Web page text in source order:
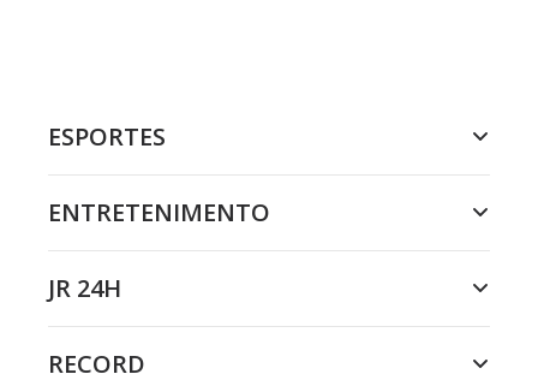
ESPORTES
ENTRETENIMENTO
JR 24H
RECORD